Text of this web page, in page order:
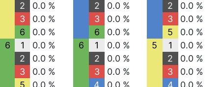
2
0.0 %
3
0.0 %
6
0.0 %
6
1
0.0 %
2
0.0 %
3
0.0 %
5
0.0 %
2
0.0 %
3
0.0 %
6
0.0 %
6
1
0.0 %
2
0.0 %
3
0.0 %
4
0.0 %
2
0.0 %
3
0.0 %
5
0.0 %
5
1
0.0 %
2
0.0 %
3
0.0 %
4
0.0 %